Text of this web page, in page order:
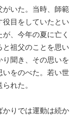
いた。当時、師範
目をしていたとい
、今年の夏に亡く
と祖父のことを思い
り聞き、その思いを
いをのべた。若い世
れた。
りでは運動は続か